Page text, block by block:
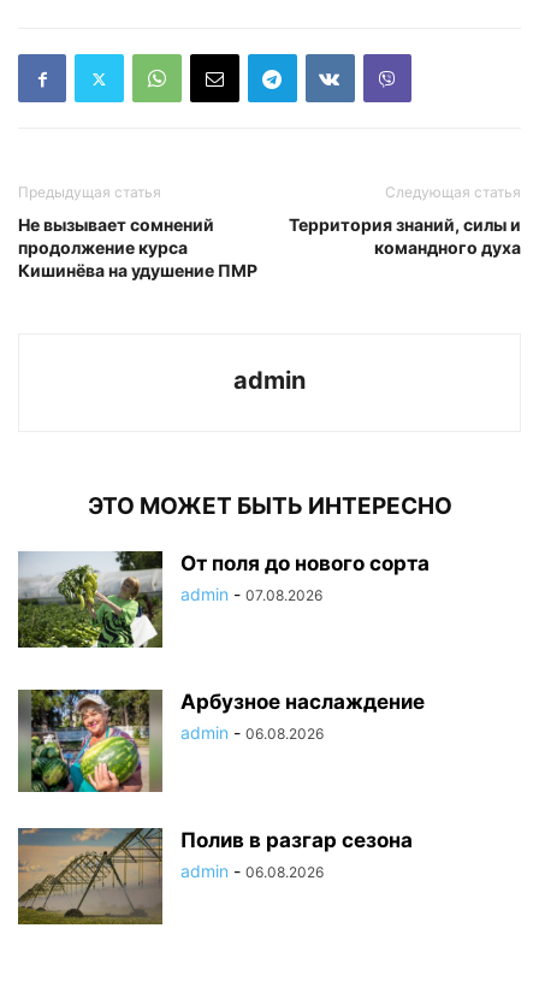
Предыдущая статья
Не вызывает сомнений
продолжение курса
Кишинёва на удушение ПМР
Следующая статья
Территория знаний, силы и
командного духа
admin
ЭТО МОЖЕТ БЫТЬ ИНТЕРЕСНО
От поля до нового сорта
admin - 07.08.2026
Арбузное наслаждение
admin - 06.08.2026
Полив в разгар сезона
admin - 06.08.2026